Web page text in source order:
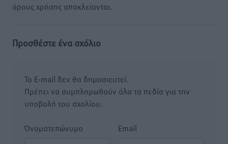
όρους χρήσης αποκλείονται.
Προσθέστε ένα σχόλιο
Το E-mail δεν θα δημοσιευτεί.
Πρέπει να συμπληρωθούν όλα τα πεδία για την
υποβολή του σχολίου.
Όνοματεπώνυμο Email